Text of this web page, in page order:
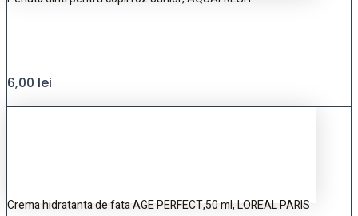
6,00 lei
Crema hidratanta de fata AGE PERFECT,50 ml, LOREAL PARIS